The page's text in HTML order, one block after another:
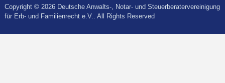
Copyright © 2026 Deutsche Anwalts-, Notar- und Steuerberatervereinigung
für Erb- und Familienrecht e.V.. All Rights Reserved